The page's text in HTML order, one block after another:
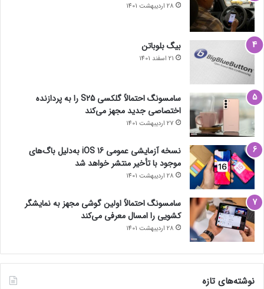
28 اردیبهشت 1401
بیگ بلوباتن
21 اسفند 1401
سامسونگ احتمالاً گلکسی S25 را به پردازنده
اختصاصی جدید مجهز می‌کند
27 اردیبهشت 1401
نسخه آزمایشی عمومی iOS 16 به‌دلیل باگ‌های
موجود با تأخیر منتشر خواهد شد
28 اردیبهشت 1401
سامسونگ احتمالاً اولین گوشی مجهز به نمایشگر
کشویی را امسال معرفی می‌کند
28 اردیبهشت 1401
نوشته‌های تازه